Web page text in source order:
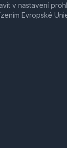
v nastavení
Evropské